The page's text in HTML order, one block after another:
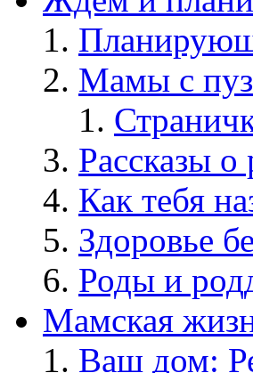
Мамы с
Рассказы о
Как тебя
Здоровье
Роды и
Мамская
Ваш дом: